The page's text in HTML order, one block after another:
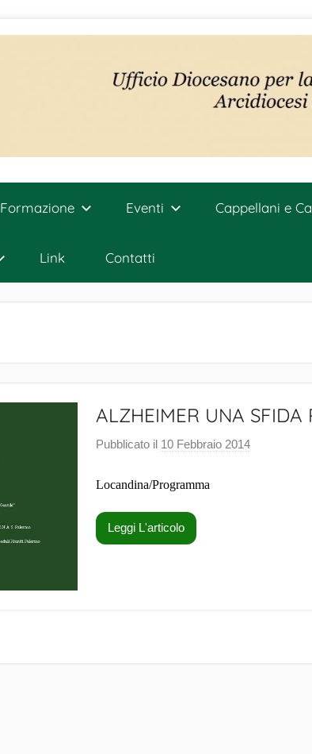
Formazione Eventi Cappellani e
Link Contatti
ALZHEIMER UNA SFIDA
Pubblicato il 10 Febbraio 2014d
Locandina/Programma
Leggi L'articolo